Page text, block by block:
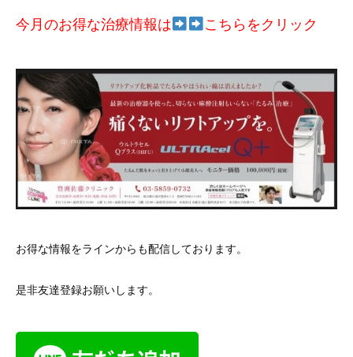
今月のお得な治療情報は こちらをクリック
お得な情報をラインからも配信しております。
是非友達登録お願いします。